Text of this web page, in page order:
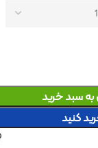
افزودن